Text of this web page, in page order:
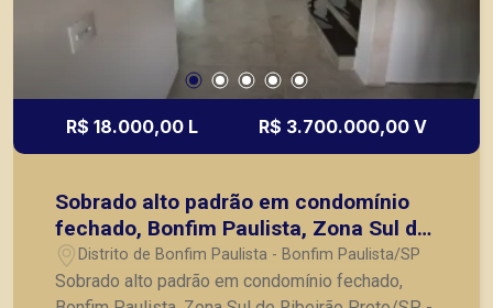
R$ 18.000,00 L R$ 3.700.000,00 V
Sobrado alto padrão em condomínio
fechado, Bonfim Paulista, Zona Sul de
Ribeirão Preto/SP.
Distrito de Bonfim Paulista - Bonfim Paulista/SP
Sobrado alto padrão em condomínio fechado,